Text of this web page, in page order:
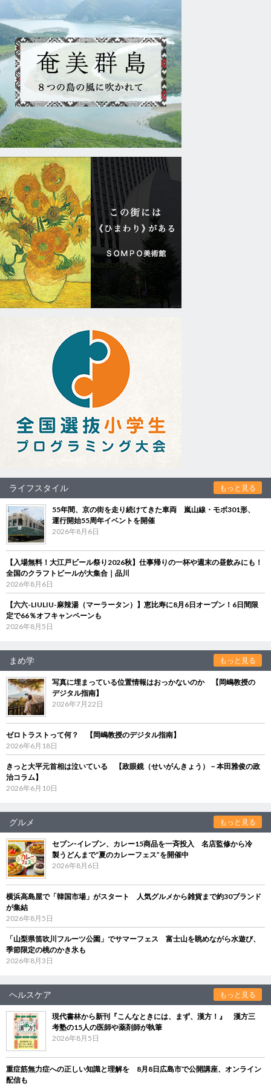
ライフスタイル もっと見る
55年間、京の街を走り続けてきた車両 嵐山線・モボ301形、
運行開始55周年イベントを開催
2026年8月6日
【入場無料！大江戸ビール祭り2026秋】仕事帰りの一杯や週末の昼飲みにも！
全国のクラフトビールが大集合｜品川
2026年8月6日
【六六-LIULIU-麻辣湯（マーラータン）】恵比寿に8月6日オープン！6日間限
定で66％オフキャンペーンも
2026年8月5日
まめ学 もっと見る
写真に埋まっている位置情報はおっかないのか 【岡嶋教授の
デジタル指南】
2026年7月22日
ゼロトラストって何？ 【岡嶋教授のデジタル指南】
2026年6月18日
きっと大平元首相は泣いている 【政眼鏡（せいがんきょう）－本田雅俊の政
治コラム】
2026年6月10日
グルメ もっと見る
セブン‐イレブン、カレー15商品を一斉投入 名店監修から冷
製うどんまで“夏のカレーフェス”を開催中
2026年8月6日
横浜高島屋で「韓国市場」がスタート 人気グルメから雑貨まで約30ブランド
が集結
2026年8月5日
「山梨県笛吹川フルーツ公園」でサマーフェス 富士山を眺めながら水遊び、
季節限定の桃のかき氷も
2026年8月3日
ヘルスケア もっと見る
現代書林から新刊『こんなときには、まず、漢方！』 漢方三
考塾の15人の医師や薬剤師が執筆
2026年8月5日
重症筋無力症への正しい知識と理解を 8月8日広島市で公開講座、オンライン
配信も